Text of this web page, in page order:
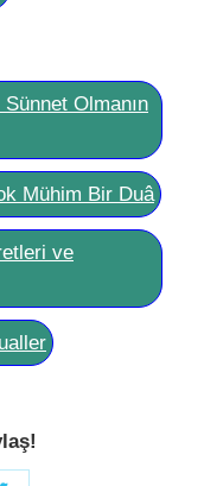
Olmanın
Mühim Bir Duâ
ve